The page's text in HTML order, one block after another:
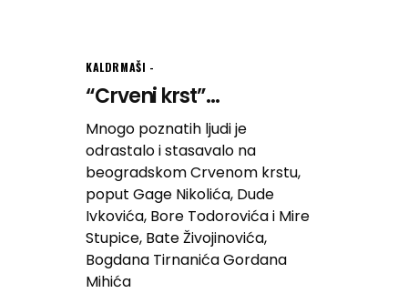
KALDRMAŠI
“Crveni krst”...
Mnogo poznatih ljudi je
odrastalo i stasavalo na
beogradskom Crvenom krstu,
poput Gage Nikolića, Dude
Ivkovića, Bore Todorovića i Mire
Stupice, Bate Živojinovića,
Bogdana Tirnanića Gordana
Mihića